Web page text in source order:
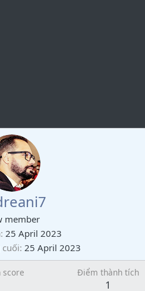
member
25 April 2023
25 April 2023
score Điểm thành tích
1